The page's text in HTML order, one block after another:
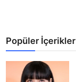
Popüler İçerikler